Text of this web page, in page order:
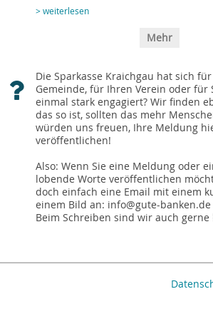
> weiterlesen
Mehr
Die Sparkasse Kraichgau hat sich
Gemeinde, für Ihren Verein oder für
einmal stark engagiert? Wir finden
das so ist, sollten das mehr
würden uns freuen, Ihre Meldung
veröffentlichen!
Also: Wenn Sie eine Meldung oder
lobende Worte veröffentlichen
doch einfach eine Email mit einem
einem Bild an: info@gute-banken.de
Beim Schreiben sind wir auch